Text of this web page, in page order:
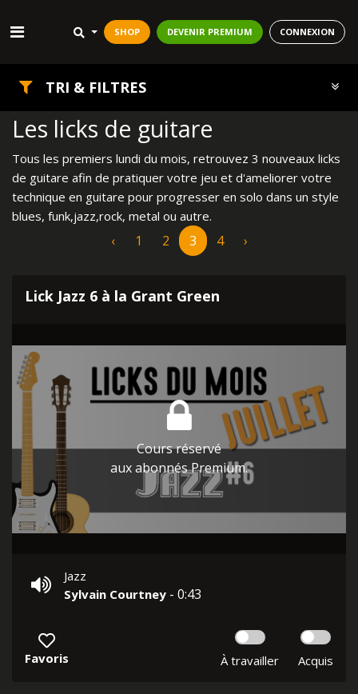
SHOP DEVENIR PREMIUM CONNEXION
TRI & FILTRES
Les licks de guitare
Tous les premiers lundi du mois, retrouvez 3 nouveaux licks
de guitare afin de pratiquer votre jeu et d'ameliorer votre
technique en guitare pour progresser en solo dans un style
blues, funk,jazz,rock, metal ou autre.
‹ 1 2 3 4 ›
Lick Jazz 6 à la Grant Green
Cours réservé
aux abonnés Premium.
Jazz
Sylvain Courtney - 0:43
Favoris À travailler Acquis